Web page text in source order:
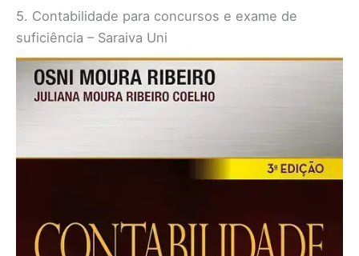
5. Contabilidade para concursos e exame de
suficiência – Saraiva Uni